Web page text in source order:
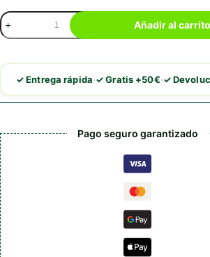
Brit
Care
Cat
Healthy
Digestion
Delicate
Añadir al carrito
✓ Entrega rápida·✓ Gratis +50€·✓
Pago seguro garantizado